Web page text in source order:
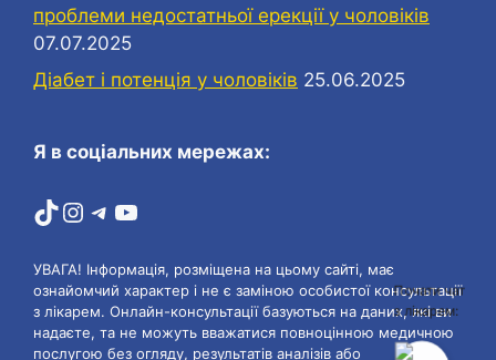
проблеми недостатньої ерекції у чоловіків
07.07.2025
Діабет і потенція у чоловіків 25.06.2025
Я в соціальних мережах:
TikTok
Instagram
Telegram
YouTube
УВАГА! Інформація, розміщена на цьому сайті, має
ознайомчий характер і не є заміною особистої консультації
з лікарем. Онлайн-консультації базуються на даних, які ви
надаєте, та не можуть вважатися повноцінною медичною
послугою без огляду, результатів аналізів або
Почати чат
з лікарем: